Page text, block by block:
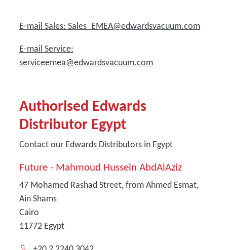
E-mail Sales: Sales_EMEA@edwardsvacuum.com
E-mail Service:
serviceemea@edwardsvacuum.com
Authorised Edwards
Distributor Egypt
Contact our Edwards Distributors in Egypt
Future - Mahmoud Hussein AbdAlAziz
47 Mohamed Rashad Street, from Ahmed Esmat,
Ain Shams
Cairo
11772 Egypt